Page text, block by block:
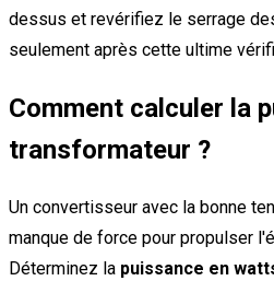
dessus et revérifiez le serrage
seulement après cette ultime
Comment calculer la
transformateur ?
Un convertisseur avec la bonne
manque de force pour propulser
Déterminez la puissance en